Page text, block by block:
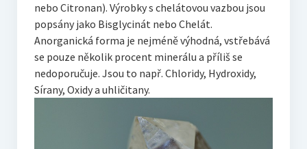
nebo Citronan). Výrobky s chelátovou vazbou jsou
popsány jako Bisglycinát nebo Chelát.
Anorganická forma je nejméně výhodná, vstřebává
se pouze několik procent minerálu a příliš se
nedoporučuje. Jsou to např. Chloridy, Hydroxidy,
Sírany, Oxidy a uhličitany.